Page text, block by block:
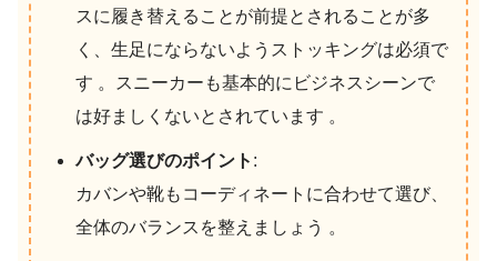
スに履き替えることが前提とされることが多
く、生足にならないようストッキングは必須で
す 。スニーカーも基本的にビジネスシーンで
は好ましくないとされています 。
バッグ選びのポイント :
カバンや靴もコーディネートに合わせて選び、
全体のバランスを整えましょう 。